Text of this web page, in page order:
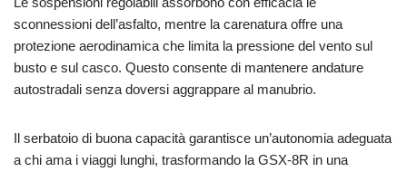
sconnessioni dell’asfalto, mentre la carenatura offre una
protezione aerodinamica che limita la pressione del vento sul
busto e sul casco. Questo consente di mantenere andature
autostradali senza doversi aggrappare al manubrio.
Il serbatoio di buona capacità garantisce un’autonomia adeguata
a chi ama i viaggi lunghi, trasformando la GSX-8R in una